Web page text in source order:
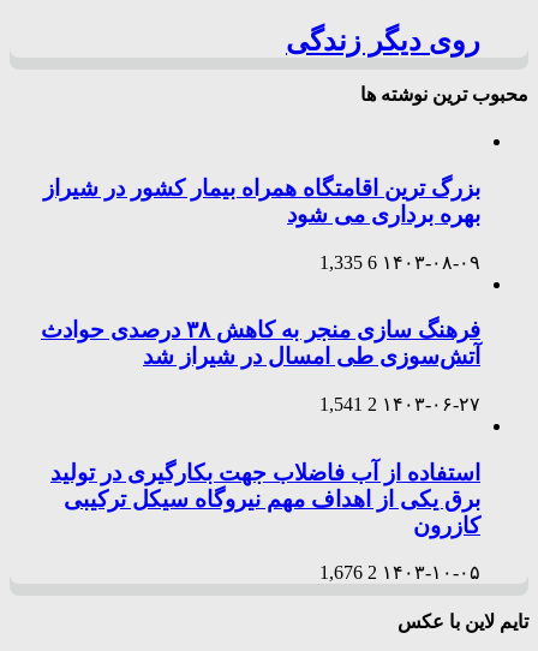
روی دیگر زندگی
محبوب ترین نوشته ها
بزرگ ترین اقامتگاه همراه بیمار کشور در شیراز
بهره برداری می شود
۱۴۰۳-۰۸-۰۹ 6
1,335
فرهنگ سازی منجر به کاهش ۳۸ درصدی حوادث
آتش‌سوزی طی امسال در شیراز شد
۱۴۰۳-۰۶-۲۷ 2
1,541
استفاده از آب فاضلاب جهت بکارگیری در تولید
برق یکی از اهداف مهم نیروگاه سیکل ترکیبی
کازرون
۱۴۰۳-۱۰-۰۵ 2
1,676
تایم لاین با عکس